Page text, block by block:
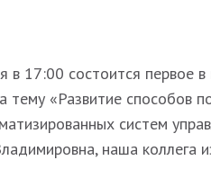
в 17:00 состоится первое
тему «Развитие способов
систем
наша коллега